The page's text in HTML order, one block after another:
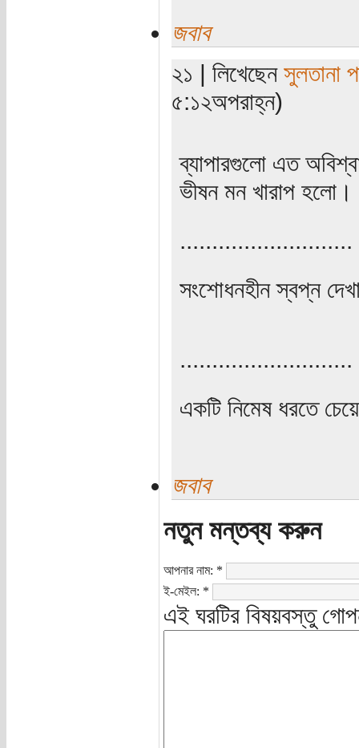
জবাব
২১ | লিখেছেন সুলতানা
৫:১২অপরাহ্ন)
ব্যাপারগুলো এত
ভীষন মন খারাপ হলো।
...........................
সংশোধনহীন স্বপ্ন
...........................
একটি নিমেষ ধরতে
জবাব
নতুন মন্তব্য করুন
আপনার নাম: *
ই-মেইল: *
এই ঘরটির বিষয়বস্তু